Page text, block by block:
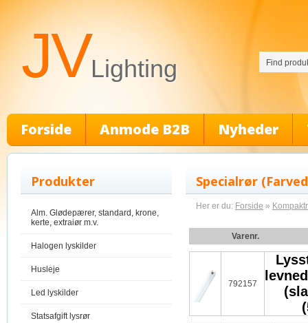
JVLighting
Forside Anmode B2B Nyheder
Produkter
Alm. Glødepærer, standard, krone,
kerte, extraiør m.v.
Halogen lyskilder
Husleje
Led lyskilder
Statsafgift lysrør
Specialrør
Her er du: Forside »
Varenr.
792157